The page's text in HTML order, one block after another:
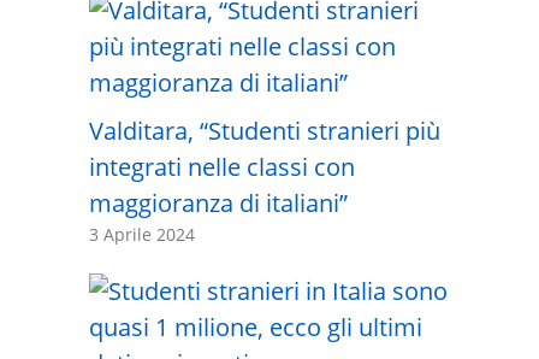
Valditara, “Studenti stranieri più
integrati nelle classi con
maggioranza di italiani”
3 Aprile 2024